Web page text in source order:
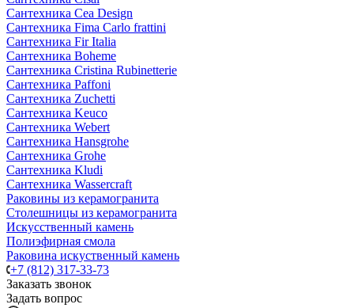
Сантехника Cea Design
Сантехника Fima Carlo frattini
Сантехника Fir Italia
Сантехника Boheme
Сантехника Cristina Rubinetterie
Сантехника Paffoni
Сантехника Zuchetti
Сантехника Keuco
Сантехника Webert
Сантехника Hansgrohe
Сантехника Grohe
Сантехника Kludi
Сантехника Wassercraft
Раковины из керамогранита
Столешницы из керамогранита
Искусственный камень
Полиэфирная смола
Раковина искуственный камень
+7 (812) 317-33-73
Заказать звонок
Задать вопрос